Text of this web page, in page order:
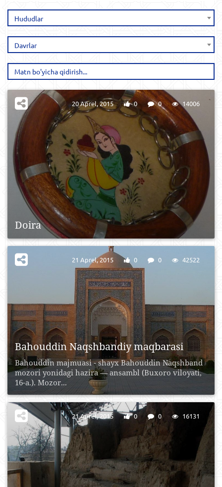
Hududlar
Davrlar
Doira
20 Aprel, 2015 0 0 14006
Bahouddin Naqshbandiy maqbarasi
Bahouddin majmuasi - shayx Bahouddin Naqshband
mozori yonidagi hazira — ansambl (Buxoro viloyati,
16-a.). Mozor...
21 Aprel, 2015 0 0 42522
21 Aprel, 2015 0 0 16131